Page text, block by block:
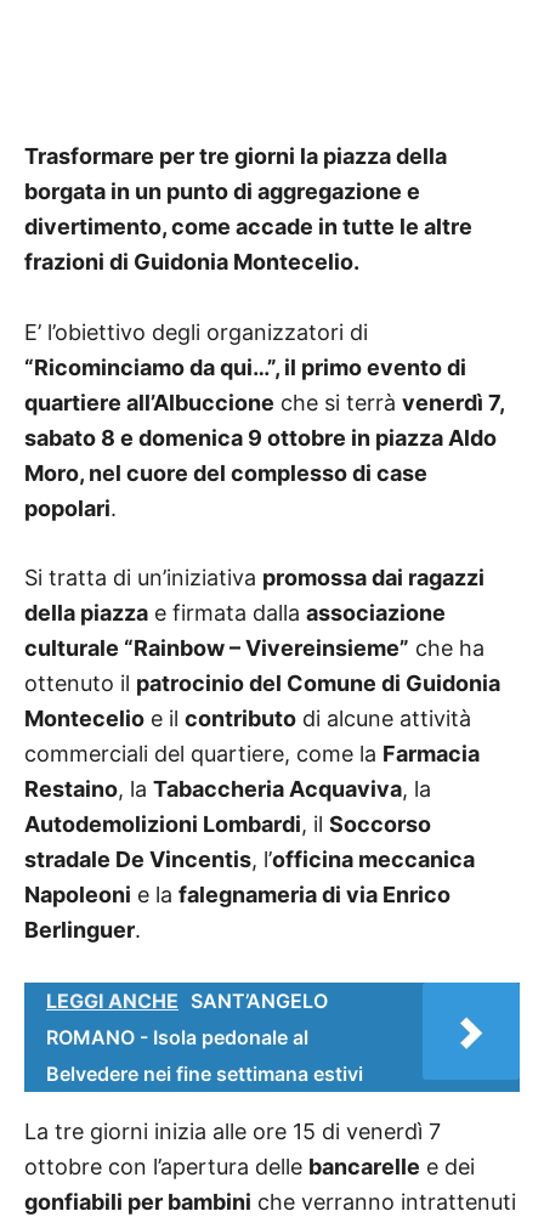
Trasformare per tre giorni la piazza della
borgata in un punto di aggregazione e
divertimento, come accade in tutte le altre
frazioni di Guidonia Montecelio.
E’ l’obiettivo degli organizzatori di
“Ricominciamo da qui…”, il primo evento di
quartiere all’Albuccione che si terrà venerdì 7,
sabato 8 e domenica 9 ottobre in piazza Aldo
Moro, nel cuore del complesso di case
popolari.
Si tratta di un’iniziativa promossa dai ragazzi
della piazza e firmata dalla associazione
culturale “Rainbow – Vivereinsieme” che ha
ottenuto il patrocinio del Comune di Guidonia
Montecelio e il contributo di alcune attività
commerciali del quartiere, come la Farmacia
Restaino, la Tabaccheria Acquaviva, la
Autodemolizioni Lombardi, il Soccorso
stradale De Vincentis, l’officina meccanica
Napoleoni e la falegnameria di via Enrico
Berlinguer.
LEGGI ANCHE SANT’ANGELO
ROMANO - Isola pedonale al
Belvedere nei fine settimana estivi
La tre giorni inizia alle ore 15 di venerdì 7
ottobre con l’apertura delle bancarelle e dei
gonfiabili per bambini che verranno intrattenuti